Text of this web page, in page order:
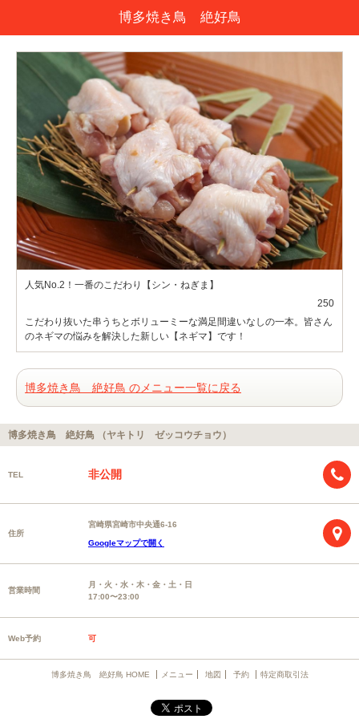
博多焼き鳥 絶好鳥
人気No.2！一番のこだわり【シン・ねぎま】
250
こだわり抜いた串うちとボリューミーな満足間違いなしの一本。皆さん
のネギマの悩みを解決した新しい【ネギマ】です！
博多焼き鳥 絶好鳥 のメニュー一覧に戻る
博多焼き鳥 絶好鳥 （ヤキトリ ゼッコウチョウ）
TEL 非公開
住所
宮崎県宮崎市中央通6-16
Googleマップで開く
営業時間
月・火・水・木・金・土・日
17:00〜23:00
Web予約 可
博多焼き鳥 絶好鳥 HOME メニュー 地図 予約 特定商取引法